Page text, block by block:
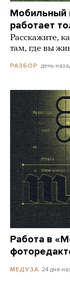
Мобильный
работает
Расскажите,
там, где вы
РАЗБОР день
Работа в
МЕДУЗА 24 дня